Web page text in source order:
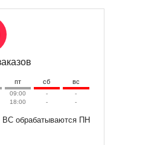
пт сб вс
09:00
18:00
-
-
-
-
обрабатываются ПН